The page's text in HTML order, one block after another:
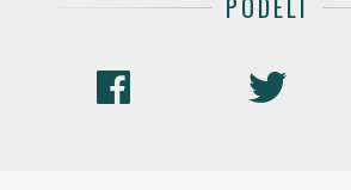
PODELI